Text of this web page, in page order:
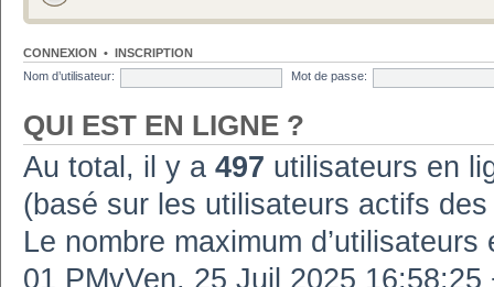
CONNEXION • INSCRIPTION
Nom d’utilisateur:
Mot de passe:
QUI EST EN LIGNE ?
Au total, il y a 497 utilisateurs en
(basé sur les utilisateurs actifs
Le nombre maximum
01 PMvVen, 25 Juil 2025